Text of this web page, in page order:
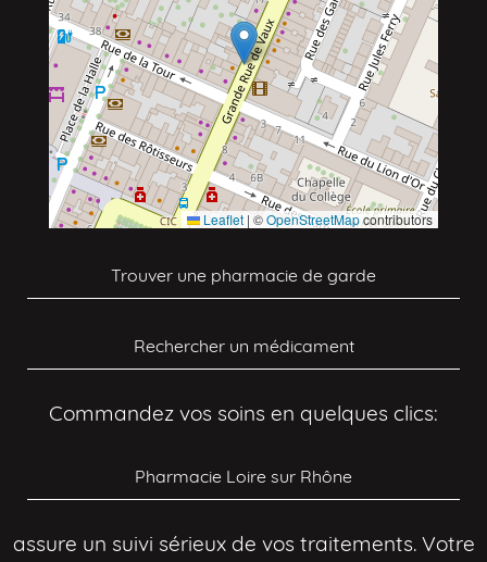
Leaflet | ©OpenStreetMapcontributors
Trouver une pharmacie de garde
Rechercher un médicament
Commandez vos soins en quelques clics:
Pharmacie Loire sur Rhône
assure un suivi sérieux de vos traitements. Votre